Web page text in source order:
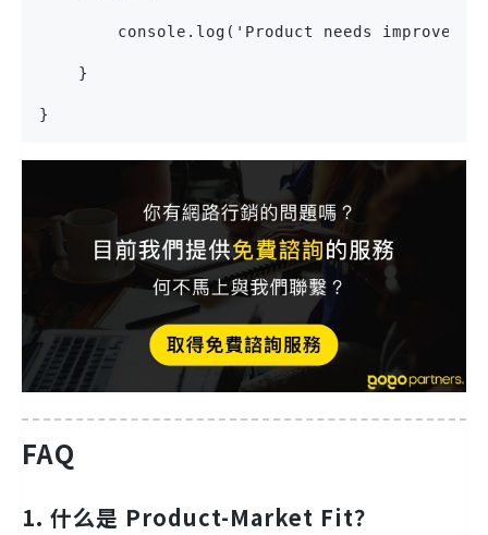
console.log('Product needs
    }
}
FAQ
1. 什么是 Product-Market Fit？